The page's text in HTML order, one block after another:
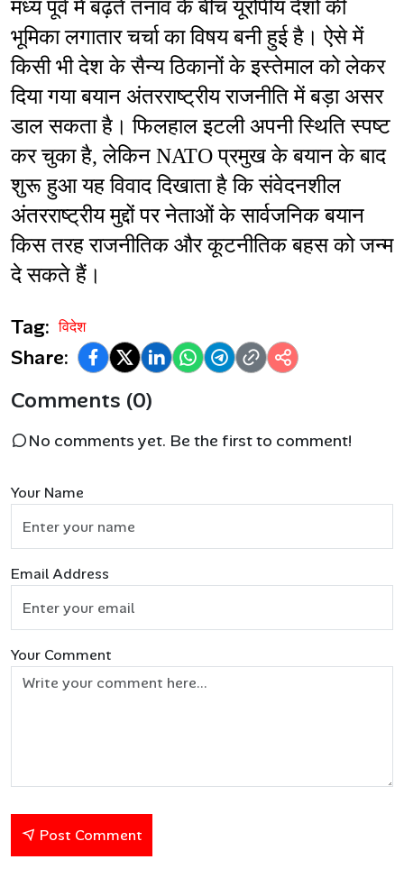
मध्य पूर्व में बढ़ते तनाव के बीच यूरोपीय देशों की
भूमिका लगातार चर्चा का विषय बनी हुई है। ऐसे में
किसी भी देश के सैन्य ठिकानों के इस्तेमाल को लेकर
दिया गया बयान अंतरराष्ट्रीय राजनीति में बड़ा असर
डाल सकता है। फिलहाल इटली अपनी स्थिति स्पष्ट
कर चुका है, लेकिन NATO प्रमुख के बयान के बाद
शुरू हुआ यह विवाद दिखाता है कि संवेदनशील
अंतरराष्ट्रीय मुद्दों पर नेताओं के सार्वजनिक बयान
किस तरह राजनीतिक और कूटनीतिक बहस को जन्म
दे सकते हैं।
Tag: विदेश
Share:
Comments (0)
No comments yet. Be the first to comment!
Your Name
Email Address
Your Comment
Post Comment